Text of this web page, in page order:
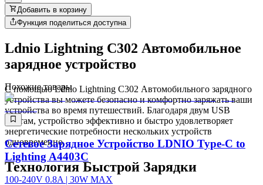
Добавить в корзину
Функция поделиться доступна
Ldnio Lightning C302 Автомобильное
зарядное устройство
С помощью Ldnio Lightning C302 Автомобильного зарядного
устройства вы можете безопасно и комфортно заряжать ваши
устройства во время путешествий. Благодаря двум USB
портам, устройство эффективно и быстро удовлетворяет
энергетические потребности нескольких устройств
одновременно.
Технология Быстрой Зарядки
Похожие товары
Сетевое Зарядное Устройство LDNIO Type-C to
Lighting A4403C
100-240V 0.8A | 30W MAX